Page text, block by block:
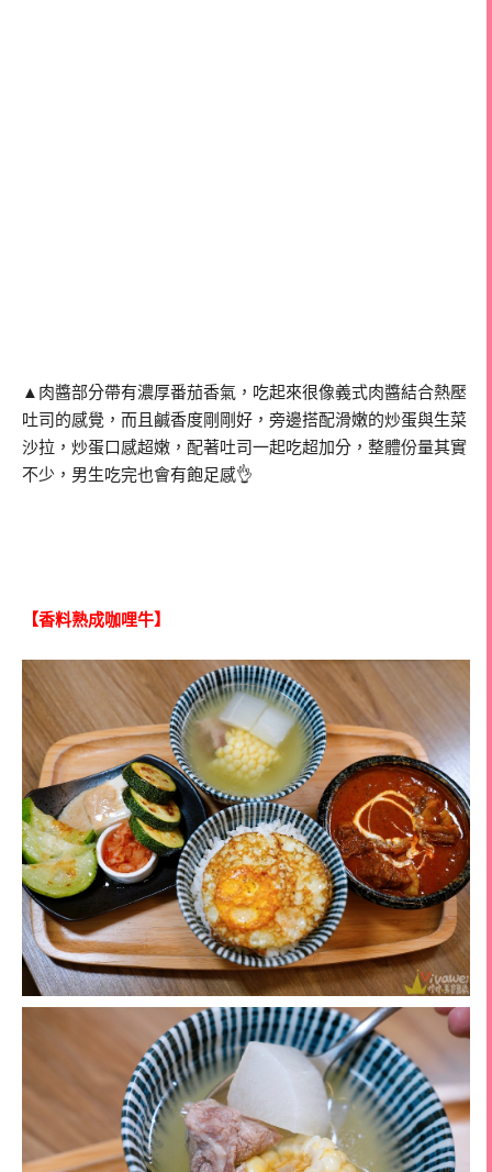
▲肉醬部分帶有濃厚番茄香氣，吃起來很像義式肉醬結合熱壓
吐司的感覺，而且鹹香度剛剛好，旁邊搭配滑嫩的炒蛋與生菜
沙拉，炒蛋口感超嫩，配著吐司一起吃超加分，整體份量其實
不少，男生吃完也會有飽足感👌
【香料熟成咖哩牛】